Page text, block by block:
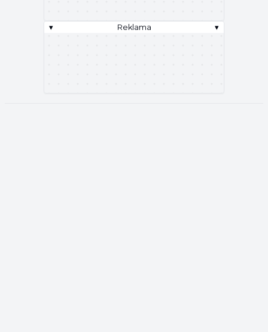
▾ Reklama ▾